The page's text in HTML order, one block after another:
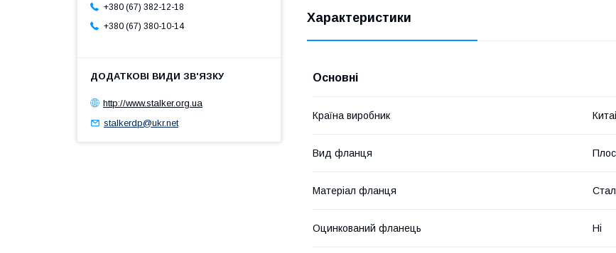
Характеристики
Основні
Країна виробник
Вид фланця
Матеріал фланця
Оцинкований фланець Ні
+380 (67) 382-12-18
+380 (67) 380-10-14
http://www.stalker.org.ua
stalkerdp@ukr.net